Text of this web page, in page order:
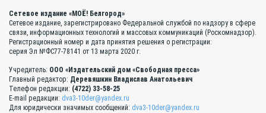
Сетевое издание «МОЁ! Белгород»
Сетевое издание, зарегистрировано Федеральной службой по надзору в сфере
связи, информационных технологий и массовых коммуникаций (Роскомнадзор).
Регистрационный номер и дата принятия решения о регистрации:
серия Эл №ФС77-78141 от 13 марта 2020 г.
Учредитель: ООО «Издательский дом «Свободная пресса»
Главный редактор: Деревяшкин Владислав Анатольевич
Телефон редакции: (4722) 33-58-25
E-mail редакции: dva3-10der@yandex.ru
Для юридически значимых сообщений: dva3-10der@yandex.ru